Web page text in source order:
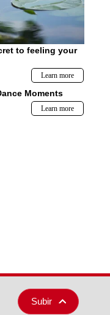
Subir